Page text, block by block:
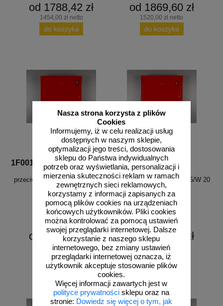
Nasza strona korzysta z plików
Cookies
Informujemy, iż w celu realizacji usług
dostępnych w naszym sklepie,
optymalizacji jego treści, dostosowania
sklepu do Państwa indywidualnych
potrzeb oraz wyświetlania, personalizacji i
mierzenia skuteczności reklam w ramach
zewnętrznych sieci reklamowych,
korzystamy z informacji zapisanych za
pomocą plików cookies na urządzeniach
końcowych użytkowników. Pliki cookies
można kontrolować za pomocą ustawień
swojej przeglądarki internetowej. Dalsze
korzystanie z naszego sklepu
internetowego, bez zmiany ustawień
przeglądarki internetowej oznacza, iż
użytkownik akceptuje stosowanie plików
cookies.
Więcej informacji zawartych jest w
polityce prywatności sklepu oraz na
stronie: Dowiedz się więcej o tym, jak
od 1788,42 zł
1454,00 zł netto
do koszyka
od 1869,60 zł
1520,00 zł netto
do koszyka
1F001
Hydrant wewnętrzny
przeciwpożarowy HW DN25/Z 20
UN light slim
od 2045,49 zł
1663,00 zł netto
do koszyka
1F002
Hydrant wewnętrzny
przeciwpożarowy HW DN25/W 20
UN light slim
od 2130,73 zł
1732,30 zł netto
do koszyka